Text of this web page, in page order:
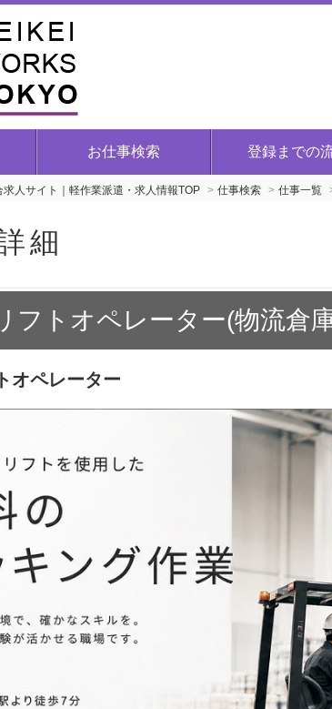
お仕事検索 登録までの
人サイト｜軽作業派遣・求人情報TOP 仕事検索 仕事一覧
細
フトオペレーター(物流倉
オペレーター